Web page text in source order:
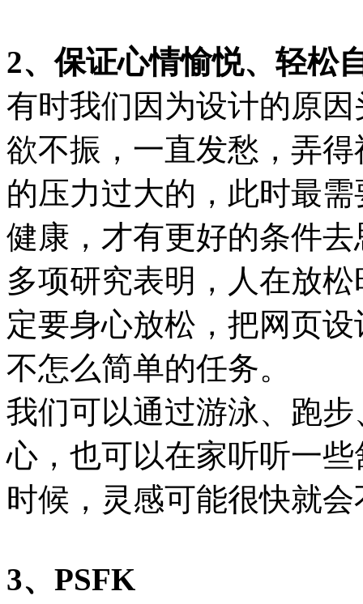
2、保证心情愉悦、轻松
有时我们因为设计的原
欲不振，一直发愁，弄
的压力过大的，此时最
健康，才有更好的条件
多项研究表明，人在放
定要身心放松，把网页
不怎么简单的任务。
我们可以通过游泳、跑
心，也可以在家听听一
时候，灵感可能很快就
3、PSFK